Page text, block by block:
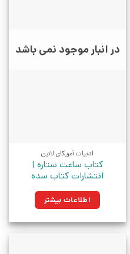
در انبار موجود نمی باشد
ادبیات آمریکای لاتین
کتاب ساعت ستاره |
انتشارات کتاب سده
اطلاعات بیشتر